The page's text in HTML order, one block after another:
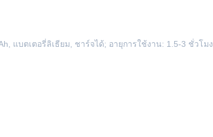
แบตเตอรี่ลิเธียม, ชาร์จได้; อายุการใช้งาน: 1.5-3 ชั่วโมง